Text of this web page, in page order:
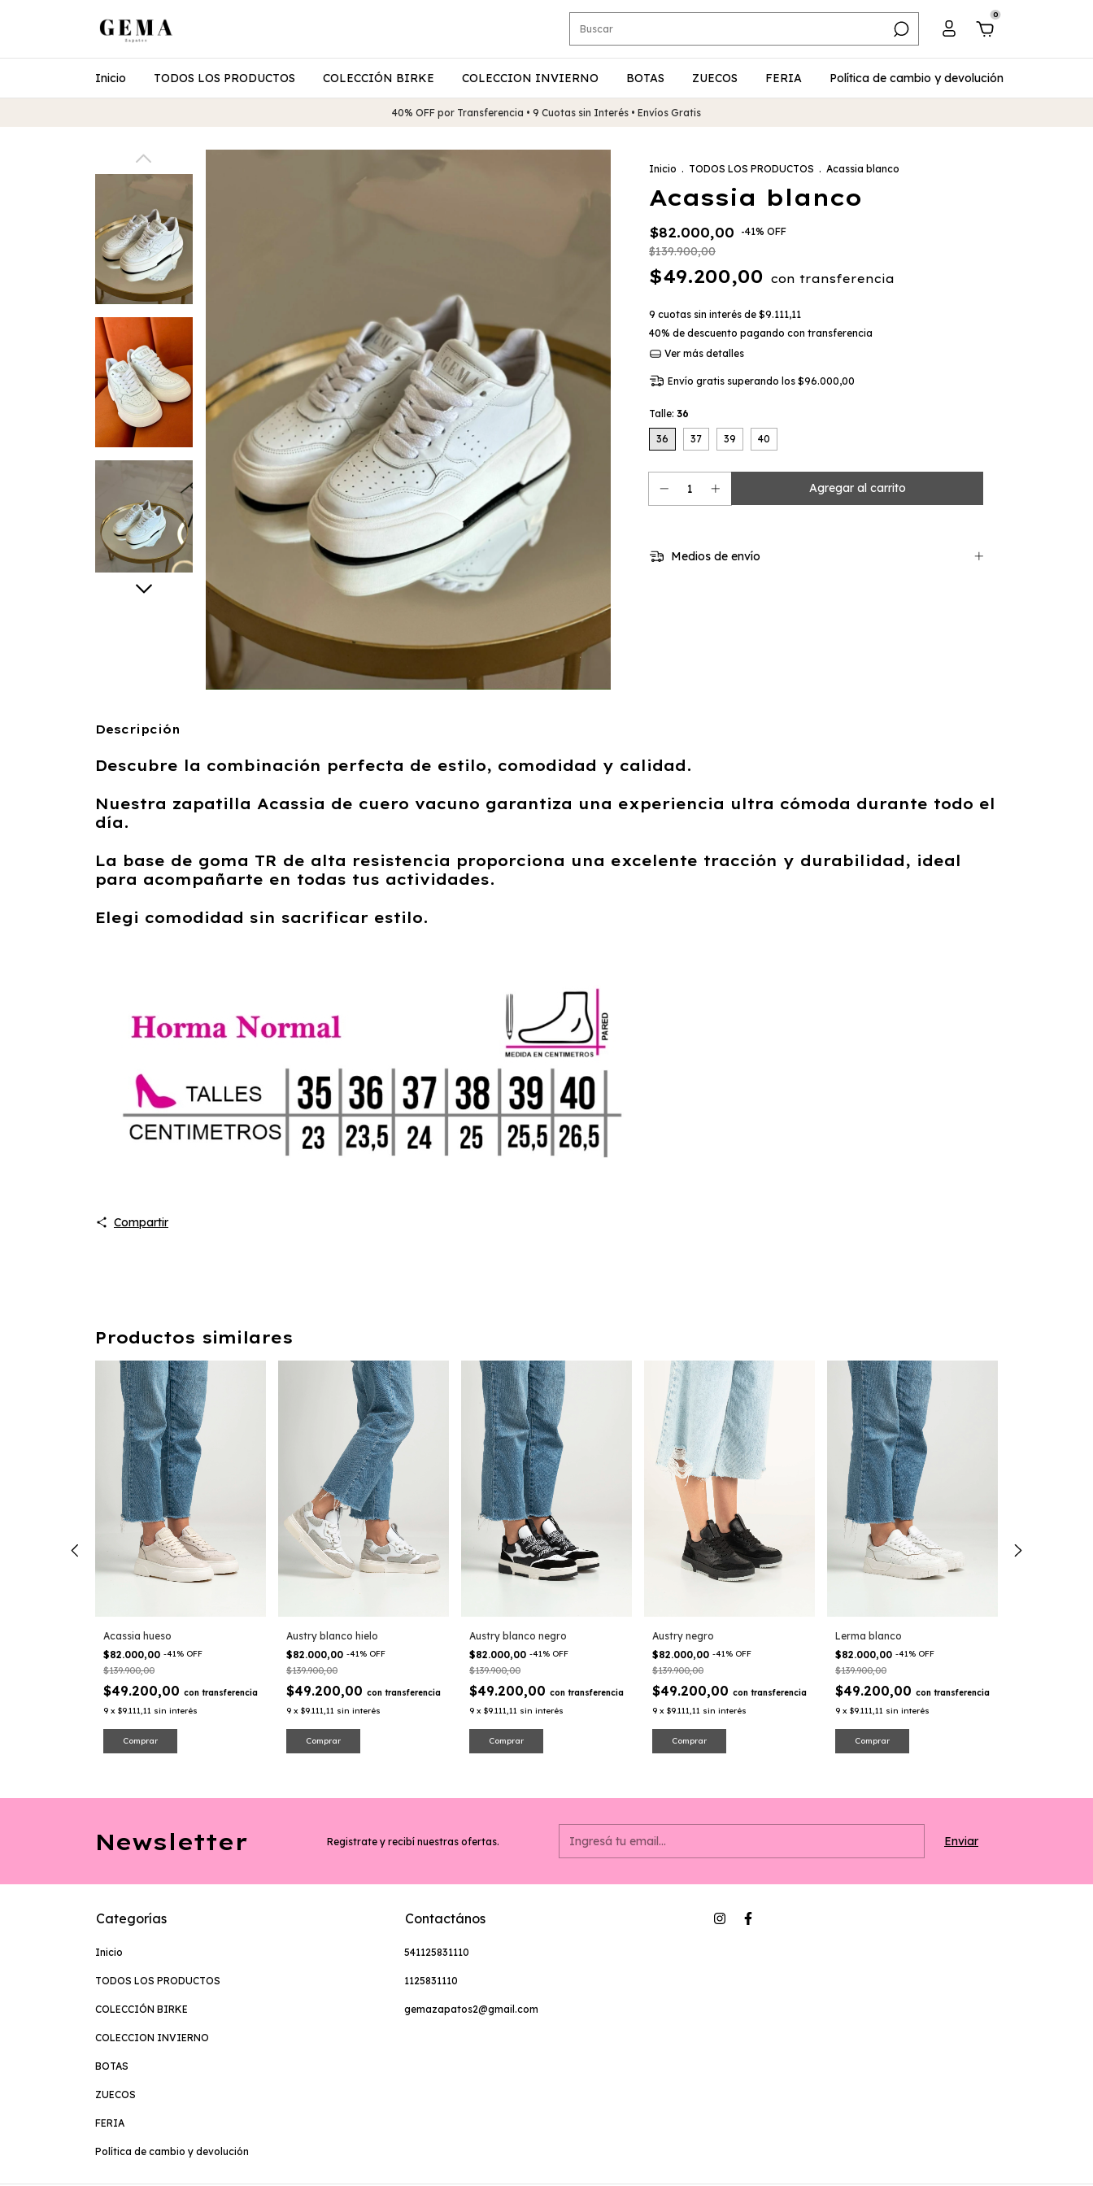
0
Inicio TODOS LOS PRODUCTOS COLECCIÓN BIRKE COLECCION INVIERNO BOTAS ZUECOS FERIA Política de cambio y devolución
40% OFF por Transferencia • 9 Cuotas sin Interés • Envíos Gratis
Inicio . TODOS LOS PRODUCTOS . Acassia blanco
Acassia blanco
$82.000,00 -41% OFF
$139.900,00
$49.200,00 con transferencia
9 cuotas sin interés de $9.111,11
40% de descuento pagando con transferencia
Ver más detalles
Envío gratis superando los $96.000,00
Talle: 36
36 37 39 40
Medios de envío
Descripción
Descubre la combinación perfecta de estilo, comodidad y calidad.
Nuestra zapatilla Acassia de cuero vacuno garantiza una experiencia ultra cómoda durante todo el
día.
La base de goma TR de alta resistencia proporciona una excelente tracción y durabilidad, ideal
para acompañarte en todas tus actividades.
Elegi comodidad sin sacrificar estilo.
Compartir
Productos similares
Acassia hueso
$82.000,00 -41% OFF
$139.900,00
$49.200,00 con transferencia
9 x $9.111,11 sin interés
Comprar
Austry blanco hielo
$82.000,00 -41% OFF
$139.900,00
$49.200,00 con transferencia
9 x $9.111,11 sin interés
Comprar
Austry blanco negro
$82.000,00 -41% OFF
$139.900,00
$49.200,00 con transferencia
9 x $9.111,11 sin interés
Comprar
Austry negro
$82.000,00 -41% OFF
$139.900,00
$49.200,00 con transferencia
9 x $9.111,11 sin interés
Comprar
Lerma blanco
$82.000,00 -41% OFF
$139.900,00
$49.200,00 con transferencia
9 x $9.111,11 sin interés
Comprar
LERMA NEGRO
Newsletter Registrate y recibí nuestras ofertas.
Categorías
Inicio
TODOS LOS PRODUCTOS
COLECCIÓN BIRKE
COLECCION INVIERNO
BOTAS
ZUECOS
FERIA
Política de cambio y devolución
Contactános
541125831110
1125831110
gemazapatos2@gmail.com